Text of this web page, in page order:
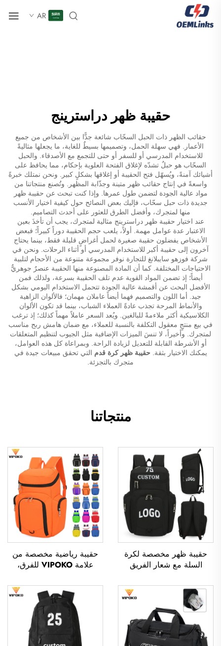
AR
حقيبة ظهر دراسترينج
حقائب الظهر ذات الحبل السحّاب شائعة جدًّا بين الأشخاص من جميع
الأعمار. فهي سهلة الحمل، وتصميمها بسيطٌ للغاية، ما يجعلها مثاليةً
للاستخدام المدرسي أو للسفر أو حتى للتجمع مع الأصدقاء. والحبل
السحّاب هو حبلٌ تشدّه لإغلاق الفتحة العلوية بإحكام، مما يحافظ على
أشيائك آمنةً، ويُسهّل فتح الحقيبة أو إغلاقها بشكلٍ كبير. ونحن نمتلك خبرةً
واسعةً في إنتاج حقائب ظهر متينة وجذّابة المظهر. وتُصنع منتجاتنا من
مواد عالية الجودة لتضمن طول عمرها. وإذا كنت تبحث عن حقيبة ظهر
جديدة ذات حبل سحّاب، فإليك بعض النصائح حول كيفية اختيار الأنسب
منها لمتجرك، وأفضل الطرق للعثور على أحدث التصاميم.
عند اختيار حقيبة ظهر دراسترينج مثالية لمتجرك، يجب أن تأخذَ بعين
الاعتبار عدة عوامل مهمة. أولاً، يلعب حجم الحقيبة دوراً كبيراً؛ فبعض
الأشخاص يفضلون حقيبة صغيرة لحمل أغراضٍ قليلة فقط، بينما يحتاج
آخرون إلى حقيبة أكبر للاستخدام المدرسي أو أثناء الرحلات. ونحن في
شركة فوزهو سايبلانغ للتجارة نوفر مجموعة متنوعة من الأحجام لتلبية
الاحتياجات المختلفة. كما أن المادة المصنوعة منها الحقيبة عنصرٌ جوهريٌّ
أيضاً؛ إذ تضمن المواد القوية عدم تلف الحقيبة بسرعة، ولذلك فمن
الأفضل البحث عن أقمشة عالية الجودة تتحمل الاستخدام اليومي بشكل
جيد. أما اللون والتصميم فهما أيضاً عاملان مهمان؛ فالألوان الزاهية
والأنماط المرحة تجذب عادةً العملاء الشباب، بينما قد تكون الألوان
الكلاسيكية أكثر ملاءمةً للبالغين. ويُعد السعر عاملاً مهماً كذلك؛ إذ ترغب
في بيع منتجٍ معقول التكلفة بالنسبة للعملاء، مع ضمان هامش ربح مناسب
لمتجرك. وأخيراً، لا تنسَ الميزات الإضافية مثل الجيوب لتنظيم المتعلقات
أو الأشرطة القابلة للتعديل لزيادة الراحة. وبمراعاة كل هذه العوامل،
يمكنك الاختيار بثقة.حقيبة ظهر كرة قدم التي تحقق مبيعات جيدة في
متجرك بالتجزئة.
منتجاتنا
حقيبة ظهر مخصصة لكرة
السلة مع شعار الفريق
الاستخدام، مدرسية، حرارية،
ومخصصة للطباعة بالتسامي،
لكرة القدم وكرة السلة
حقيبة رياضية مخصصة من
علامة VIPOKO للفرق،
لممارسة كرة السلة مع شعار
مخصص، حقيبة رياضية
كاجوال لكرة السلة، حقيبة
سفر لكرة السلة